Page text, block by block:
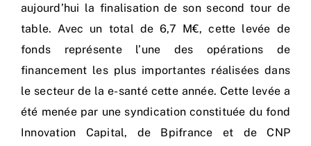
aujourd’hui la finalisation de son second tour de
table. Avec un total de 6,7 M€, cette levée de
fonds représente l’une des opérations de
financement les plus importantes réalisées dans
le secteur de la e-santé cette année. Cette levée a
été menée par une syndication constituée du fond
Innovation Capital, de Bpifrance et de CNP